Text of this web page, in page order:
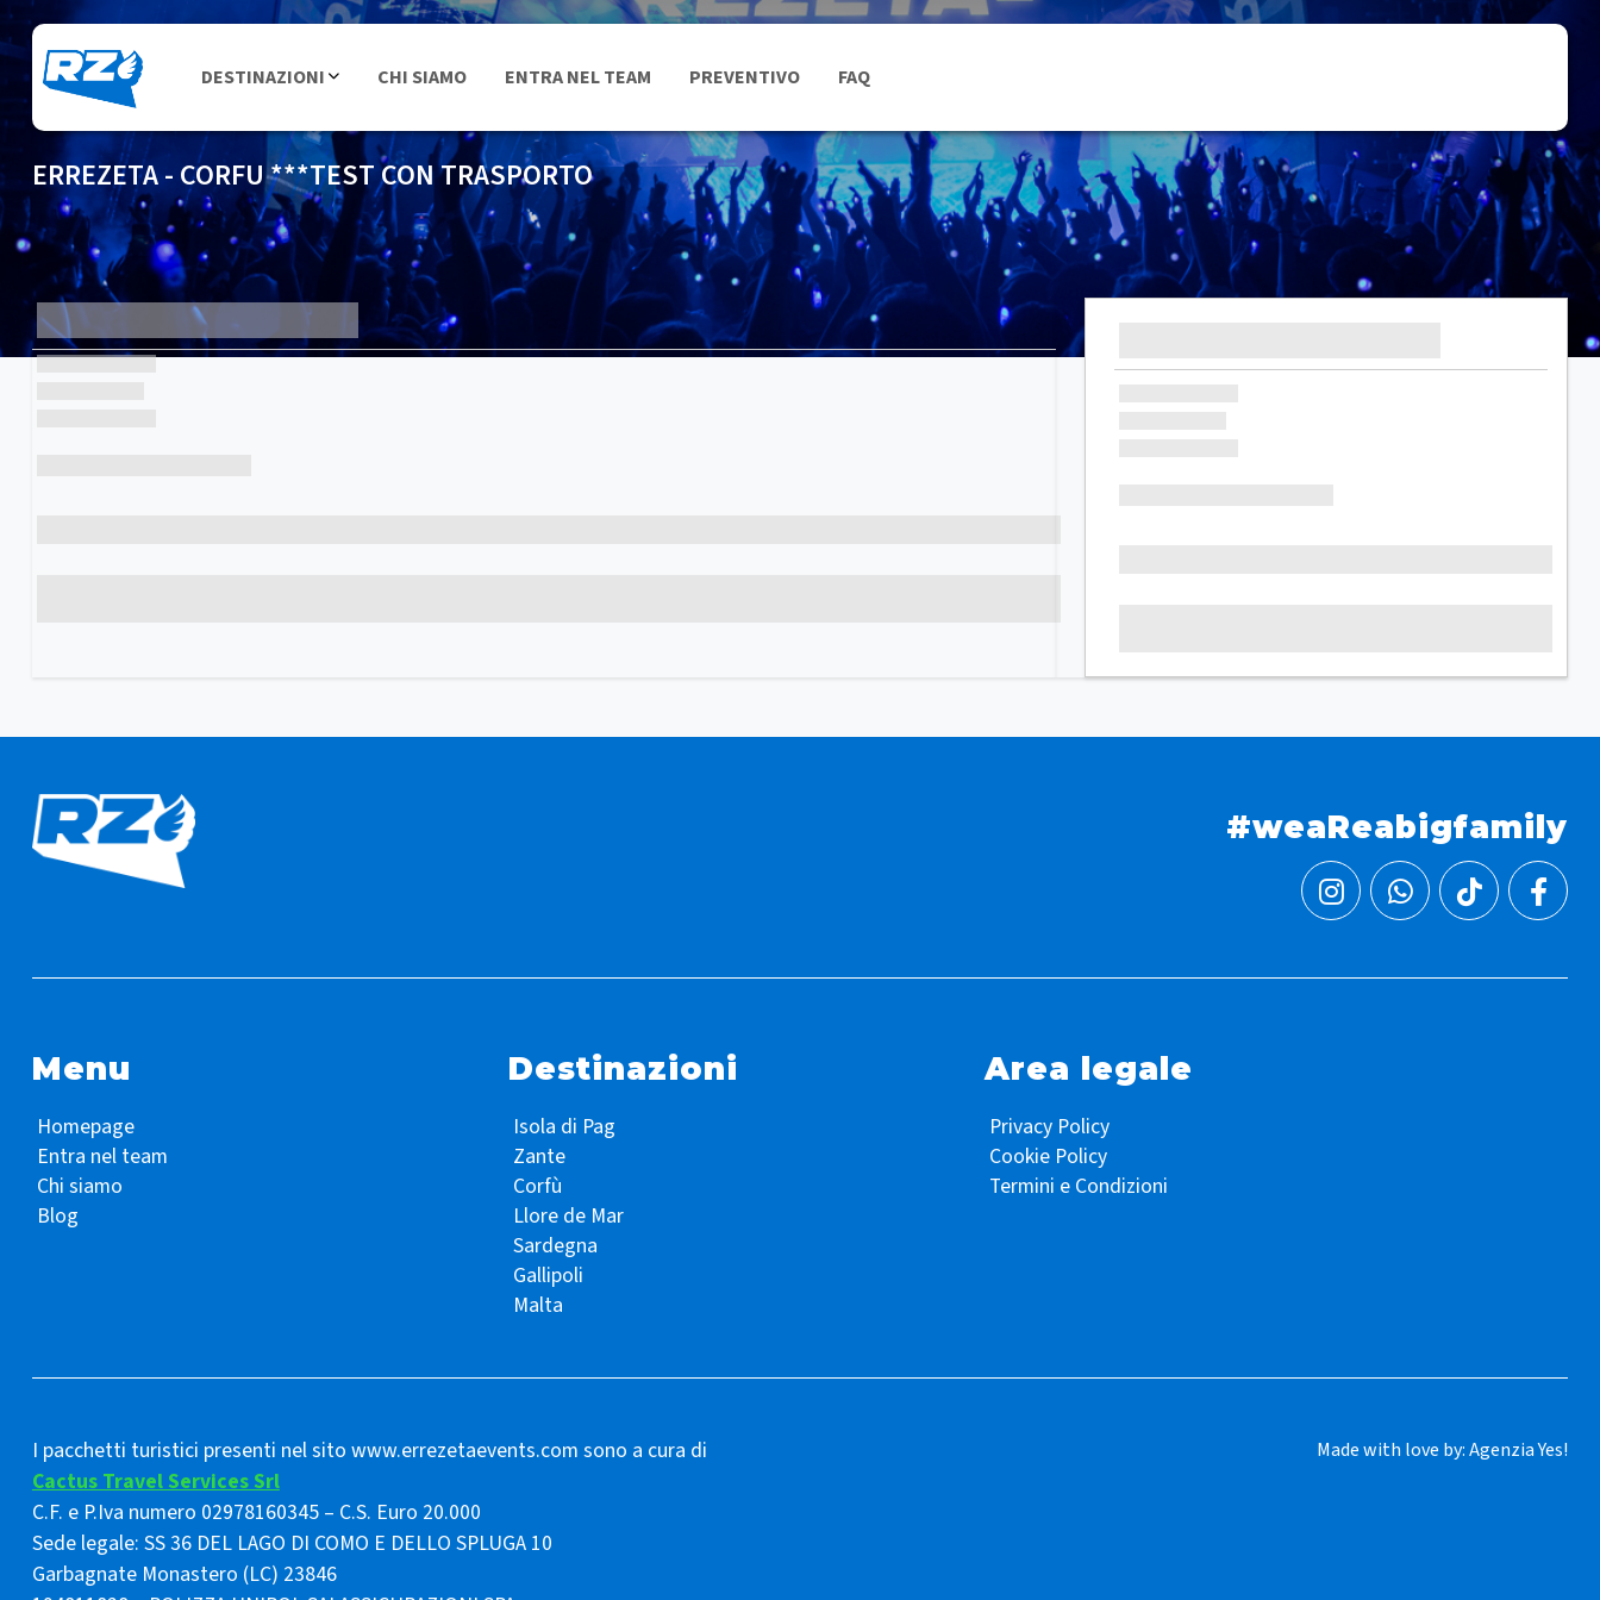
DESTINAZIONI CHI SIAMO ENTRA NEL TEAM PREVENTIVO FAQ
ERREZETA - CORFU ***TEST CON TRASPORTO
#weaReabigfamily
Menu
Homepage
Entra nel team
Chi siamo
Blog
Destinazioni
Isola di Pag
Zante
Corfù
Llore de Mar
Sardegna
Gallipoli
Malta
Area legale
Privacy Policy
Cookie Policy
Termini e Condizioni
I pacchetti turistici presenti nel sito www.errezetaevents.com sono a cura di
Cactus Travel Services Srl
C.F. e P.Iva numero 02978160345 – C.S. Euro 20.000
Sede legale: SS 36 DEL LAGO DI COMO E DELLO SPLUGA 10
Garbagnate Monastero (LC) 23846
Made with love by:Agenzia Yes!